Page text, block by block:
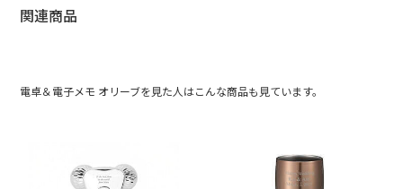
関連商品
電卓＆電子メモ オリーブを見た人はこんな商品も見ています。